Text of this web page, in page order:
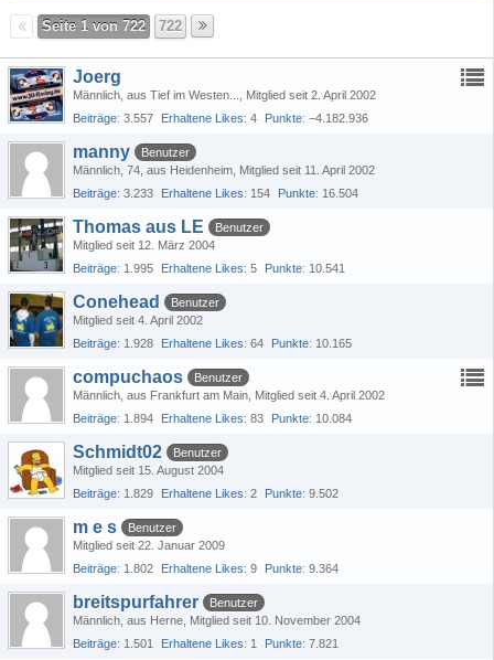
Seite 1 von 722 722
Joerg
Männlich aus Tief im Westen...
Mitglied seit 2. April 2002
Beiträge 3.557 Erhaltene Likes 4 Punkte −4.182.936
manny
Benutzer
Männlich 74 aus Heidenheim Mitglied seit 11. April 2002
Beiträge 3.233 Erhaltene Likes 154 Punkte 16.504
Thomas aus LE
Benutzer
Mitglied seit 12. März 2004
Beiträge 1.995 Erhaltene Likes 5 Punkte 10.541
Conehead
Benutzer
Mitglied seit 4. April 2002
Beiträge 1.928 Erhaltene Likes 64 Punkte 10.165
compuchaos
Benutzer
Männlich aus Frankfurt am Main Mitglied seit 4. April 2002
Beiträge 1.894 Erhaltene Likes 83 Punkte 10.084
Schmidt02
Benutzer
Mitglied seit 15. August 2004
Beiträge 1.829 Erhaltene Likes 2 Punkte 9.502
m e s
Benutzer
Mitglied seit 22. Januar 2009
Beiträge 1.802 Erhaltene Likes 9 Punkte 9.364
breitspurfahrer
Benutzer
Männlich aus Herne Mitglied seit 10. November 2004
Beiträge 1.501 Erhaltene Likes 1 Punkte 7.821